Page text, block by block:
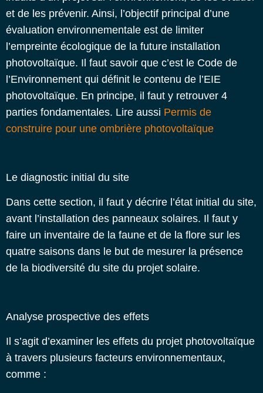
et de les prévenir. Ainsi, l’objectif principal d’une
évaluation environnementale est de limiter
l’empreinte écologique de la future installation
photovoltaïque. Il faut savoir que c’est le Code de
l’Environnement qui définit le contenu de l’EIE
photovoltaïque. En principe, il faut y retrouver 4
parties fondamentales. Lire aussi Permis de
construire pour une ombrière photovoltaïque
Le diagnostic initial du site
Dans cette section, il faut y décrire l’état initial du site,
avant l’installation des panneaux solaires. Il faut y
faire un inventaire de la faune et de la flore sur les
quatre saisons dans le but de mesurer la présence
de la biodiversité du site du projet solaire.
Analyse prospective des effets
Il s’agit d’examiner les effets du projet photovoltaïque
à travers plusieurs facteurs environnementaux,
comme :